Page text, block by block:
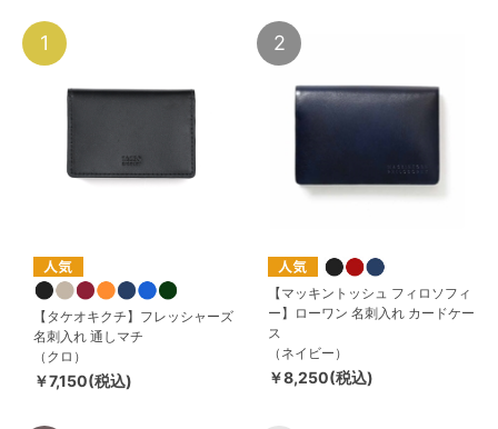
1
【タケオキクチ】フレッシャーズ
名刺入れ 通しマチ
（クロ）
￥7,150(税込)
2
【マッキントッシュ フィロソフィ
ー】ローワン 名刺入れ カードケー
ス
（ネイビー）
￥8,250(税込)